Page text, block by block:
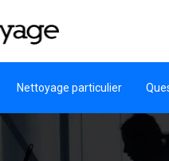
Nettoyage particulier